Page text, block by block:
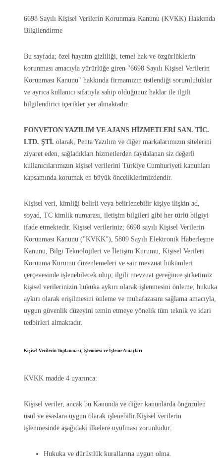
6698 Sayılı Kişisel Verilerin Korunması Kanunu (KVKK) Hakkında
Bilgilendirme
Bu sayfada; özel hayatın gizliliği, temel hak ve özgürlüklerin
korunması amacıyla yürürlüğe giren "6698 Sayılı Kişisel Verilerin
Korunması Kanunu" hakkında firmamızın üstlendiği sorumluluklar
ve ayrıca kullanıcı sıfatıyla sahip olduğunuz haklar ile ilgili
bilgilendirici içerikler yer almaktadır.
FONVETON YAZILIM VE AJANS HİZMETLERİ SAN. TİC.
LTD. ŞTİ. olarak, Penta Yazılım ve diğer markalarımızın sitelerini
ziyaret eden, sağladıkları hizmetlerden faydalanan siz değerli
kullanıcılarımızın kişisel verilerini Türkiye Cumhuriyeti kanunları
kapsamında korumak en büyük önceliklerimizdendir.
Kişisel veri, kimliği belirli veya belirlenebilir kişiye ilişkin ad,
soyad, TC kimlik numarası, iletişim bilgileri gibi her türlü bilgiyi
ifade etmektedir. Kişisel verileriniz; 6698 sayılı Kişisel Verilerin
Korunması Kanunu ("KVKK"), 5809 Sayılı Elektronik Haberleşme
Kanunu, Bilgi Teknolojileri ve İletişim Kurumu, Kişisel Verileri
Korunma Kurumu düzenlemeleri ve sair mevzuat hükümleri
çerçevesinde işlenebilecek olup; ilgili mevzuat gereğince şirketimiz
kişisel verilerinizin hukuka aykırı olarak işlenmesini önleme, hukuka
aykırı olarak erişilmesini önleme ve muhafazasını sağlama amacıyla,
uygun güvenlik düzeyini temin etmeye yönelik tüm teknik ve idari
tedbirleri almaktadır.
Kişisel Verilerin Toplanması, İşlenmesi ve İşleme Amaçları
KVKK madde 4 uyarınca:
Kişisel veriler, ancak bu Kanunda ve diğer kanunlarda öngörülen
usul ve esaslara uygun olarak işlenebilir.Kişisel verilerin
işlenmesinde aşağıdaki ilkelere uyulması zorunludur:
Hukuka ve dürüstlük kurallarına uygun olma.